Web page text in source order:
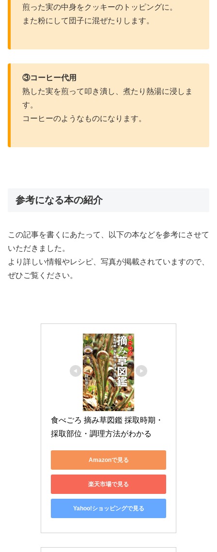
煎った実の中身をクッキーのトッピングに。
また粉にして団子に混ぜたりします。
③コーヒー代用
熟した実を煎って叩き潰し、煮たり熱湯に浸しま
す。
コーヒーのようなものになります。
参考になる本の紹介
この記事を書くにあたって、以下の本などを参考にさせて
いただきました。
より詳しい情報やレシピ、写真が掲載されていますので、
ぜひご覧ください。
食べごろ 摘み草図鑑 採取時期・
採取部位・調理方法がわかる
Amazonで見る
楽天市場で見る
Yahoo!ショッピングで見る